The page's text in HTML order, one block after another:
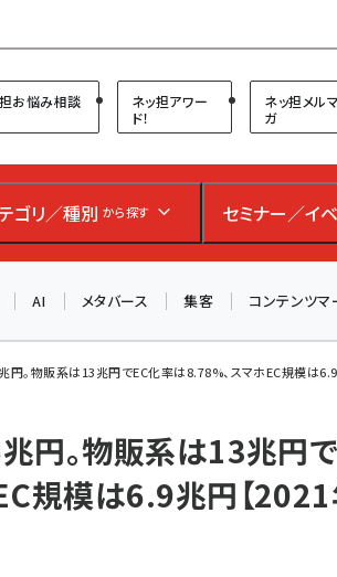
フォーラム
お悩み相談
ネッ担アワー
ド！
ネッ担メルマ
ガ
ゴリ／種別 から探す セミナー／イ
AI メタバース 集客 コンテンツマ
。物販系は13兆円でEC化率は8.78%、スマホEC規模は
円。物販系は13兆円で
規模は6.9兆円【
買い物を代行する時代に打つべき「次の
ペン、オイシックス、元UA責任者が登壇の
ミナー（8/26＠東京）【交流会も実施